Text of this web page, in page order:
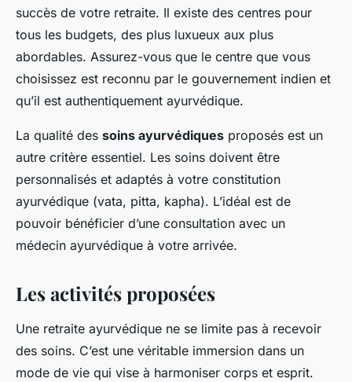
succès de votre retraite. Il existe des centres pour
tous les budgets, des plus luxueux aux plus
abordables. Assurez-vous que le centre que vous
choisissez est reconnu par le gouvernement indien et
qu’il est authentiquement ayurvédique.
La qualité des soins ayurvédiques proposés est un
autre critère essentiel. Les soins doivent être
personnalisés et adaptés à votre constitution
ayurvédique (vata, pitta, kapha). L’idéal est de
pouvoir bénéficier d’une consultation avec un
médecin ayurvédique à votre arrivée.
Les activités proposées
Une retraite ayurvédique ne se limite pas à recevoir
des soins. C’est une véritable immersion dans un
mode de vie qui vise à harmoniser corps et esprit.